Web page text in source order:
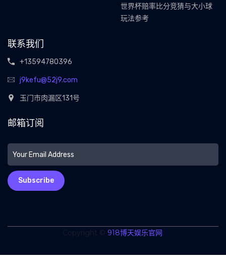
世界杯赔率比分竞猜与大小球
玩法参考
联系我们
+13594780396
j9kefu@52j9.com
玉门市肉漏区131号
邮箱订阅
Subscribe
Copyright © 918博天娱乐官网